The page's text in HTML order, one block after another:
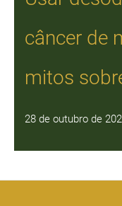
câncer de
mitos
28 de outubro de